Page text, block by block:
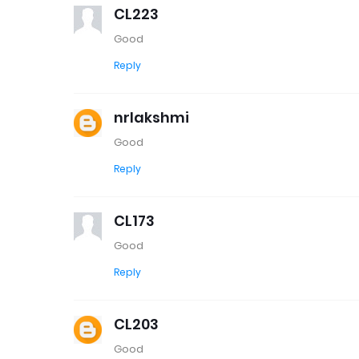
CL223
Good
Reply
nrlakshmi
Good
Reply
CL173
Good
Reply
CL203
Good